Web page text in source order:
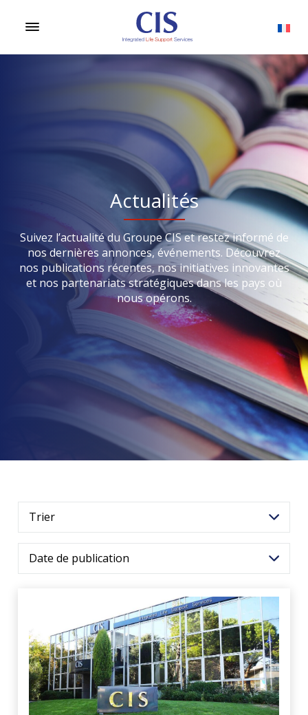
Actualités
Suivez l’actualité du Groupe CIS et restez informé de
nos dernières annonces, événements. Découvrez
nos publications récentes, nos initiatives innovantes
et nos partenariats stratégiques dans les pays où
nous opérons.
Trier
Date de publication